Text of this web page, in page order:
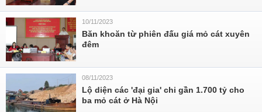
10/11/2023
Băn khoăn từ phiên đấu giá mỏ cát xuyên
đêm
08/11/2023
Lộ diện các 'đại gia' chi gần 1.700 tỷ cho
ba mỏ cát ở Hà Nội